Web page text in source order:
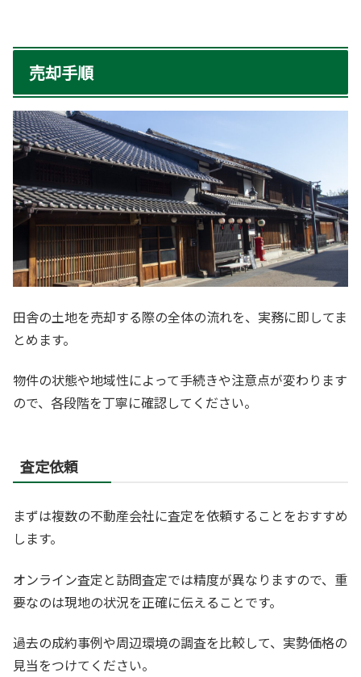
売却手順
田舎の土地を売却する際の全体の流れを、実務に即してま
とめます。
物件の状態や地域性によって手続きや注意点が変わります
ので、各段階を丁寧に確認してください。
査定依頼
まずは複数の不動産会社に査定を依頼することをおすすめ
します。
オンライン査定と訪問査定では精度が異なりますので、重
要なのは現地の状況を正確に伝えることです。
過去の成約事例や周辺環境の調査を比較して、実勢価格の
見当をつけてください。